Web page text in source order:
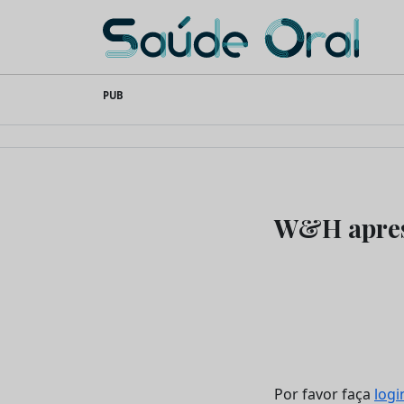
content
Saúde Oral
PUB
W&H
Por favor faça